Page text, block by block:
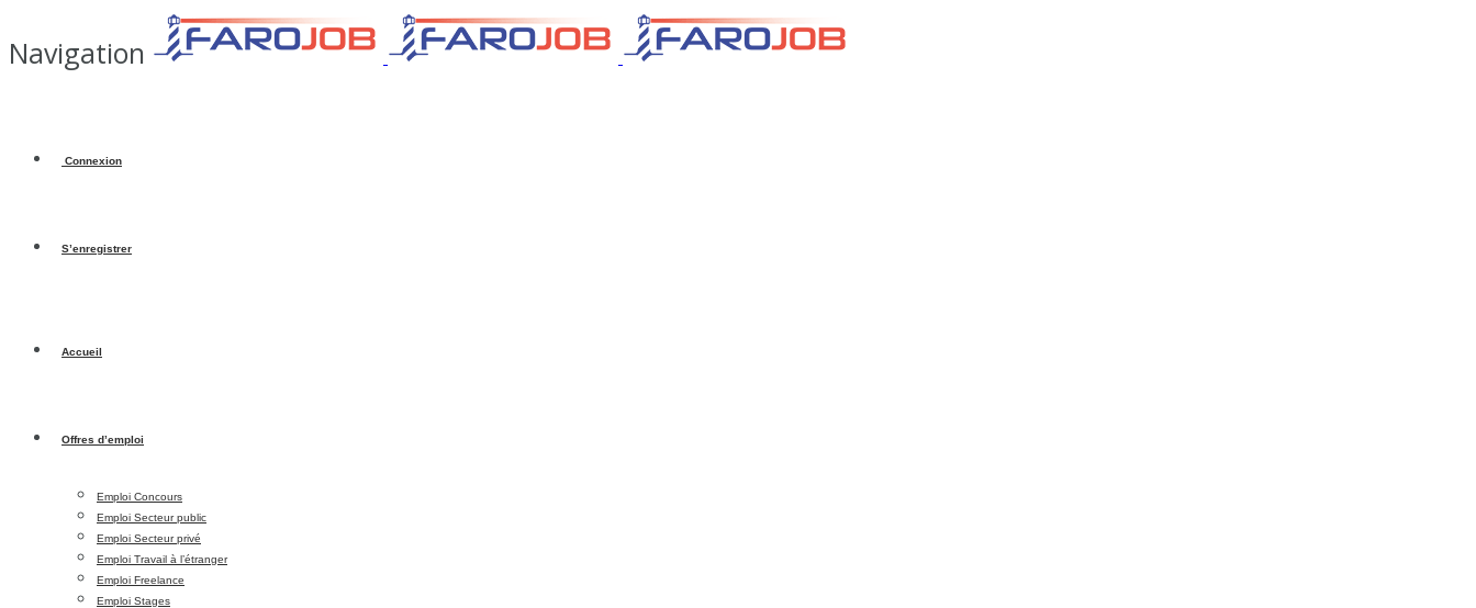
Navigation
Connexion
S’enregistrer
Accueil
Offres d’emploi
Emploi Concours
Emploi Secteur public
Emploi Secteur privé
Emploi Travail à l’étranger
Emploi Freelance
Emploi Stages